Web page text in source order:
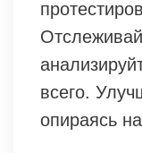
всего.
опираясь